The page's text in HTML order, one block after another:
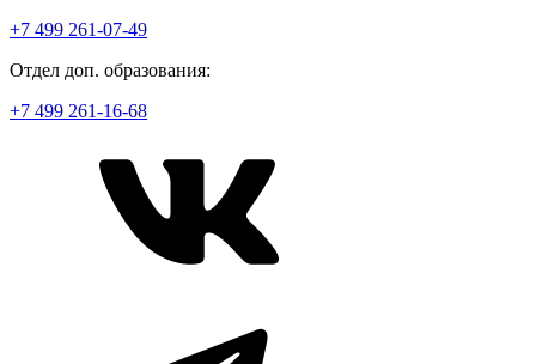
+7 499 261-07-49
Отдел доп. образования:
+7 499 261-16-68